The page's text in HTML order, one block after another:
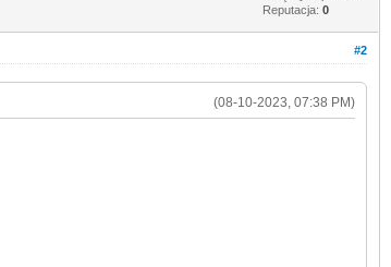
Reputacja: 0
#2
(08-10-2023, 07:38 PM)